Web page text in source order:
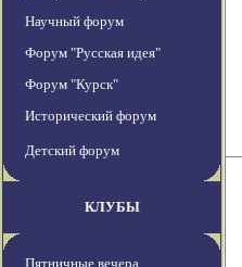
Научный форум
Форум "Русская идея"
Форум "Курск"
Исторический форум
Детский форум
КЛУБЫ
Пятничные вечера